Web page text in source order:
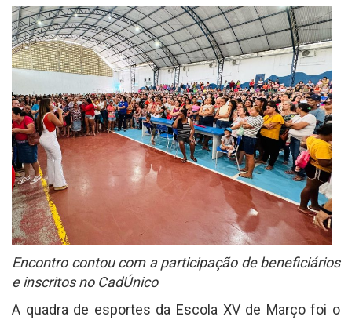
Encontro contou com a participação de beneficiários
e inscritos no CadÚnico
A quadra de esportes da Escola XV de Março foi o